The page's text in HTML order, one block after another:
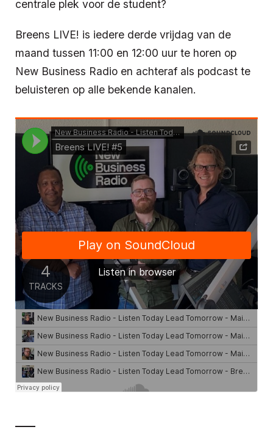
centrale plek voor de student?
Breens LIVE! is iedere derde vrijdag van de
maand tussen 11:00 en 12:00 uur te horen op
New Business Radio en achteraf als podcast te
beluisteren op alle bekende kanalen.